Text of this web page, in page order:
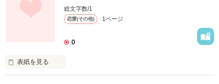
総文字数/1
恋愛(その他) 1ページ
0
表紙を見る